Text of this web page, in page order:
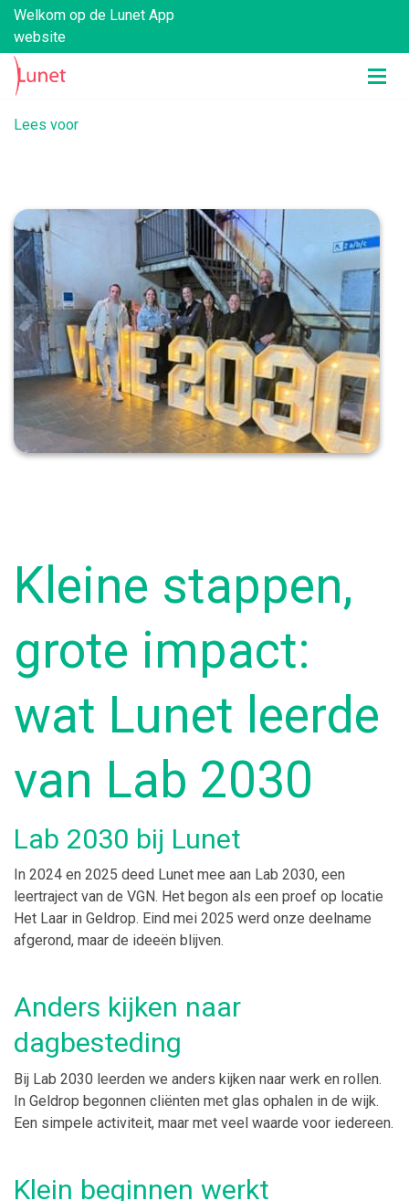
Welkom op de Lunet App
website
Lees voor
Kleine stappen,
grote impact:
wat Lunet leerde
van Lab 2030
Lab 2030 bij Lunet
In 2024 en 2025 deed Lunet mee aan Lab 2030, een
leertraject van de VGN. Het begon als een proef op locatie
Het Laar in Geldrop. Eind mei 2025 werd onze deelname
afgerond, maar de ideeën blijven.
Anders kijken naar
dagbesteding
Bij Lab 2030 leerden we anders kijken naar werk en rollen.
In Geldrop begonnen cliënten met glas ophalen in de wijk.
Een simpele activiteit, maar met veel waarde voor iedereen.
Klein beginnen werkt